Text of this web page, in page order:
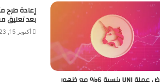
بعد تعليق
أكتوبر 15, 2023